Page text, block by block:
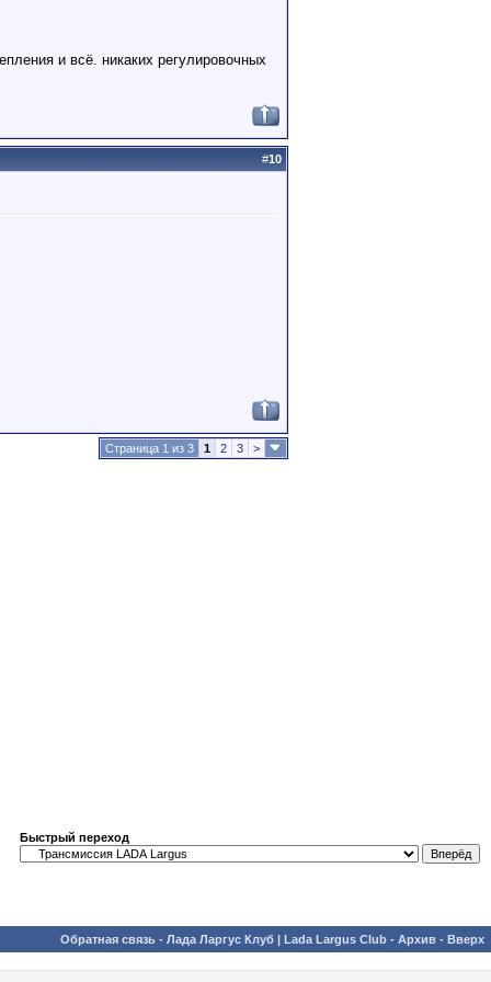
и всё. никаких регулировочных
#10
Страница 1 из 3 1 2 3 >
Быстрый переход
Обратная связь - Лада Ларгус Клуб | Lada Largus Club - Архив - Вверх